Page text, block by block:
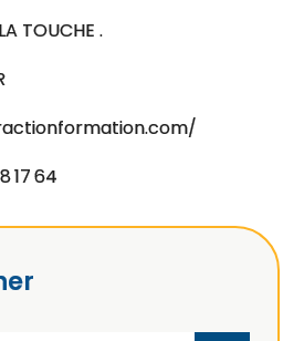
TOUCHE .
17 64